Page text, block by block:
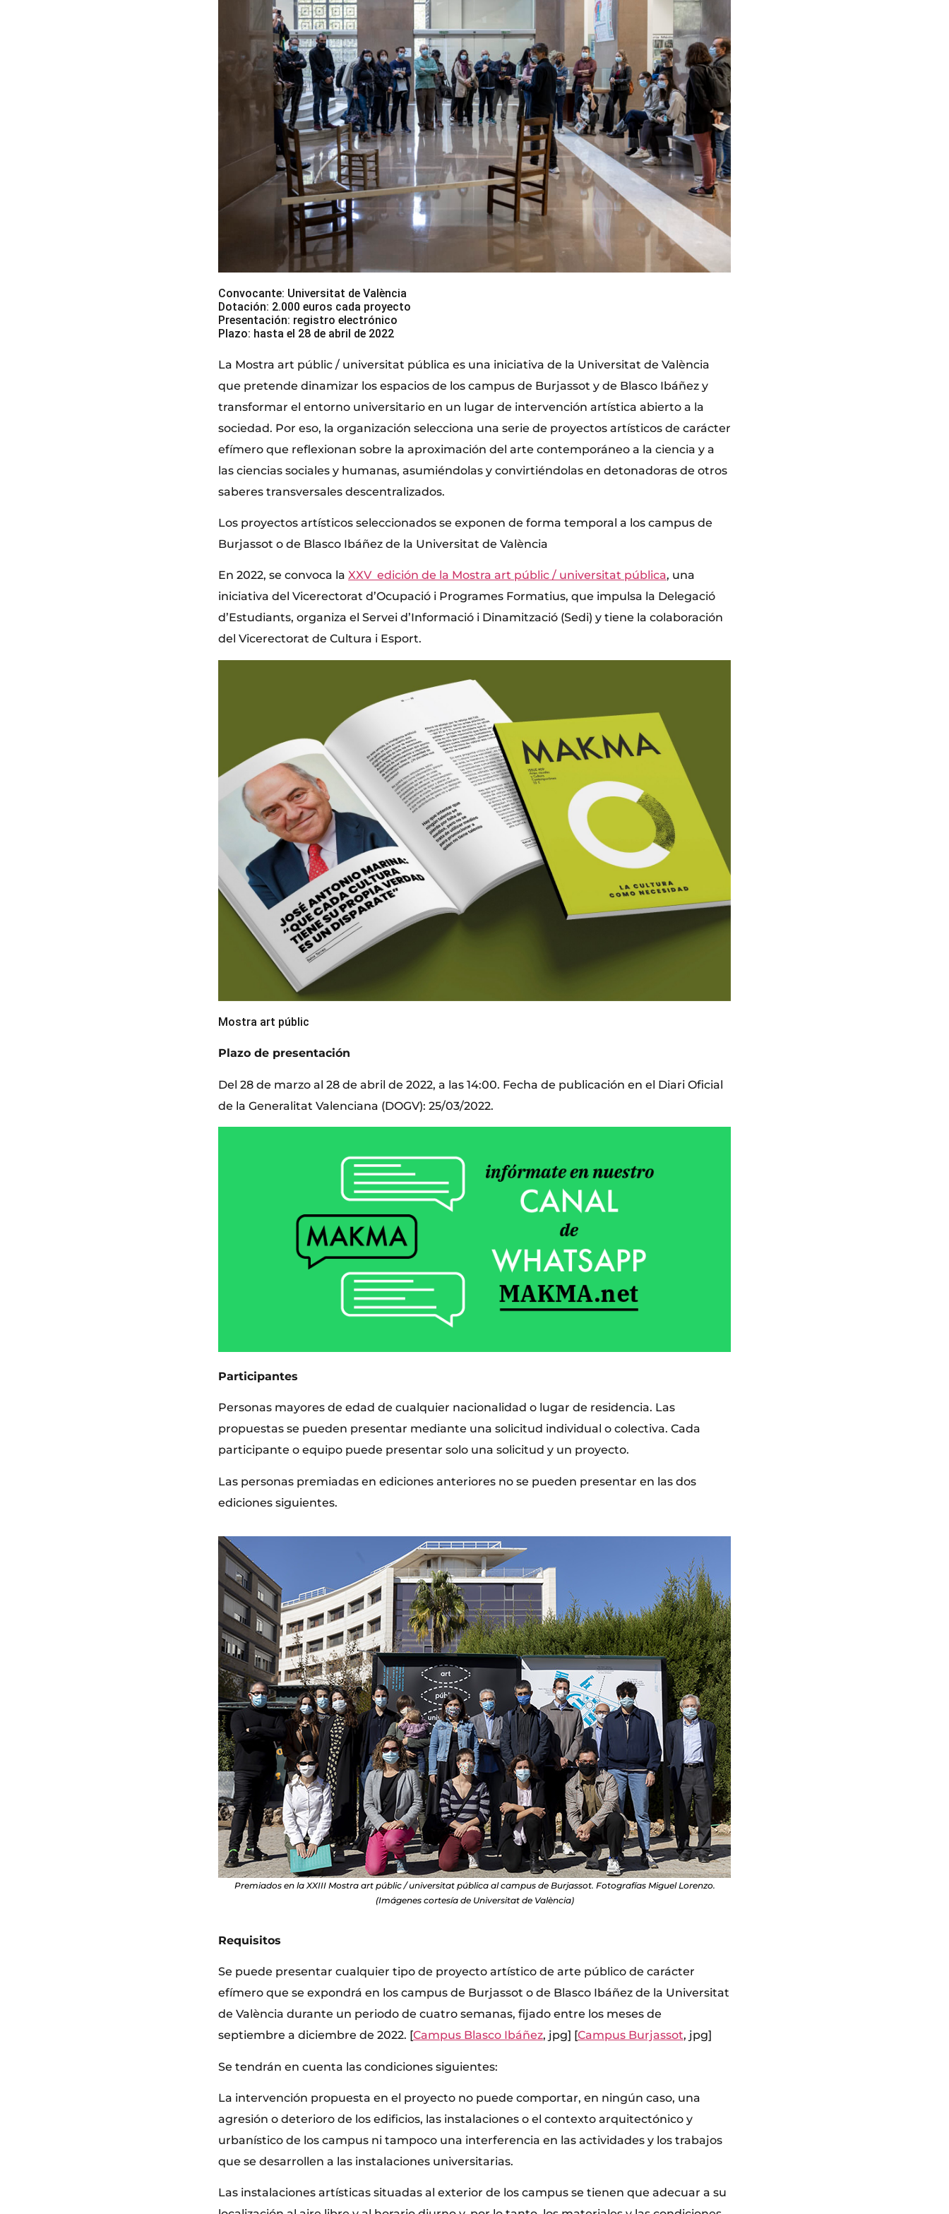
Convocante: Universitat de València
Dotación: 2.000 euros cada proyecto
Presentación: registro electrónico
Plazo: hasta el 28 de abril de 2022
La Mostra art públic / universitat pública es una iniciativa de la Universitat de València
que pretende dinamizar los espacios de los campus de Burjassot y de Blasco Ibáñez y
transformar el entorno universitario en un lugar de intervención artística abierto a la
sociedad. Por eso, la organización selecciona una serie de proyectos artísticos de carácter
efímero que reflexionan sobre la aproximación del arte contemporáneo a la ciencia y a
las ciencias sociales y humanas, asumiéndolas y convirtiéndolas en detonadoras de otros
saberes transversales descentralizados.
Los proyectos artísticos seleccionados se exponen de forma temporal a los campus de
Burjassot o de Blasco Ibáñez de la Universitat de València
En 2022, se convoca la XXV edición de la Mostra art públic / universitat pública, una
iniciativa del Vicerectorat d’Ocupació i Programes Formatius, que impulsa la Delegació
d’Estudiants, organiza el Servei d’Informació i Dinamització (Sedi) y tiene la colaboración
del Vicerectorat de Cultura i Esport.
Mostra art públic
Plazo de presentación
Del 28 de marzo al 28 de abril de 2022, a las 14:00. Fecha de publicación en el Diari Oficial
de la Generalitat Valenciana (DOGV): 25/03/2022.
Participantes
Personas mayores de edad de cualquier nacionalidad o lugar de residencia. Las
propuestas se pueden presentar mediante una solicitud individual o colectiva. Cada
participante o equipo puede presentar solo una solicitud y un proyecto.
Las personas premiadas en ediciones anteriores no se pueden presentar en las dos
ediciones siguientes.
Premiados en la XXIII Mostra art públic / universitat pública al campus de Burjassot. Fotografías Miguel Lorenzo.
(Imágenes cortesía de Universitat de València)
Requisitos
Se puede presentar cualquier tipo de proyecto artístico de arte público de carácter
efímero que se expondrá en los campus de Burjassot o de Blasco Ibáñez de la Universitat
de València durante un periodo de cuatro semanas, fijado entre los meses de
septiembre a diciembre de 2022. [Campus Blasco Ibáñez, jpg] [Campus Burjassot, jpg]
Se tendrán en cuenta las condiciones siguientes:
La intervención propuesta en el proyecto no puede comportar, en ningún caso, una
agresión o deterioro de los edificios, las instalaciones o el contexto arquitectónico y
urbanístico de los campus ni tampoco una interferencia en las actividades y los trabajos
que se desarrollen a las instalaciones universitarias.
Las instalaciones artísticas situadas al exterior de los campus se tienen que adecuar a su